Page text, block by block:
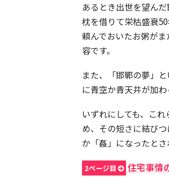
あるとき出世を望ん
枕を借りて栄枯盛衰
頼んでおいたお粥が
容です。
また、「邯鄲の夢」
に青空か青天井が加
いずれにしても、こ
め、その短さに結び
か「姦」になったとさ
2ページ目 住宅事情